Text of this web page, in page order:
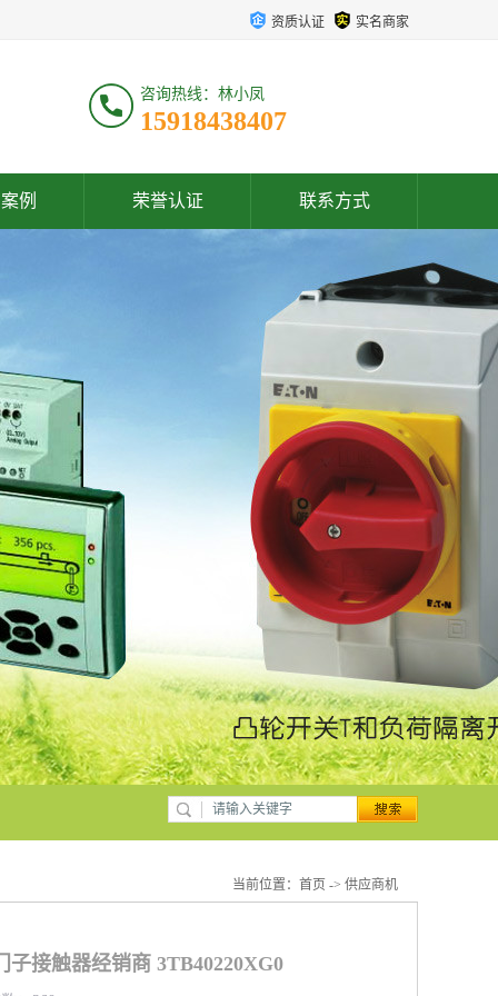
资质认证 实名商家
咨询热线：林小凤
15918438407
例 荣誉认证 联系方式
当前位置： 首页 -> 供应商机
子接触器经销商 3TB40220XG0